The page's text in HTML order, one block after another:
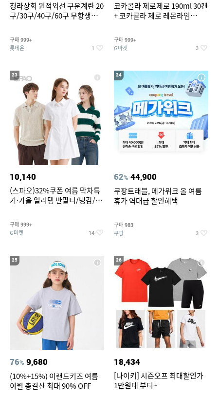
청라상회 원적외선 구운계란 20
구/30구/40구/60구 무항생제
구매 999+
롯데온 1
코카콜라 제로제로 190ml 30캔
+ 코카콜라 제로 레몬라임
티커 세트
구매 999+
G마켓 3
23
10,140
(스파오)32%쿠폰 여름 막차특
가·가을 얼리템 반팔티/냉감/반
건 외 ~74%OFF
구매 999+
G마켓 14
24
62% 44,900
쿠팡트래블, 메가위크 올 여름
휴가 역대급 할인혜택
구매 983
쿠팡 3
25
76% 9,680
(10%+15%) 이랜드키즈 여름
이월 총결산 최대 90% OFF
26
18,434
[나이키] 시즌오프 최대할인가
1만원대 부터~